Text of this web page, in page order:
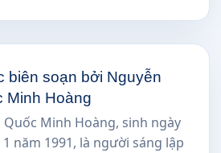
biên soạn bởi Nguyễn
Minh Hoàng
Quốc Minh Hoàng, sinh ngày
năm 1991, là người sáng lập